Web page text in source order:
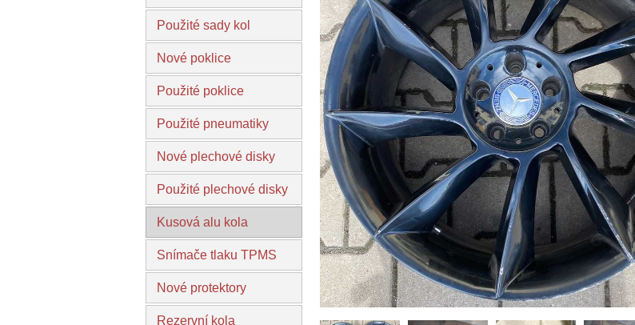
Použité sady kol
Nové poklice
Použité poklice
Použité pneumatiky
Nové plechové disky
Použité plechové disky
Kusová alu kola
Snímače tlaku TPMS
Nové protektory
Rezervní kola